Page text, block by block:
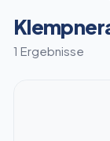
1 Ergebnisse